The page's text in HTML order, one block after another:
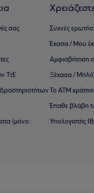
σας
ΤτΕ
∆ραστηριοτήτων
(μόνο
Συχνές
Έχασα / Μου
Αμφισβήτηση
Ξέχασα /
Το ΑΤΜ
Έπαθε βλάβη
Υπολογιστής